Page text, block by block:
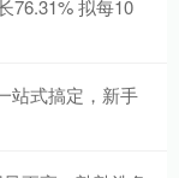
76.31% 拟每10
站式搞定，新手